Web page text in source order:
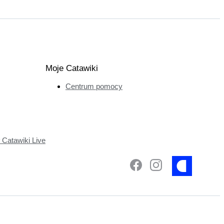
Catawiki Live
Moje Catawiki
Centrum pomocy